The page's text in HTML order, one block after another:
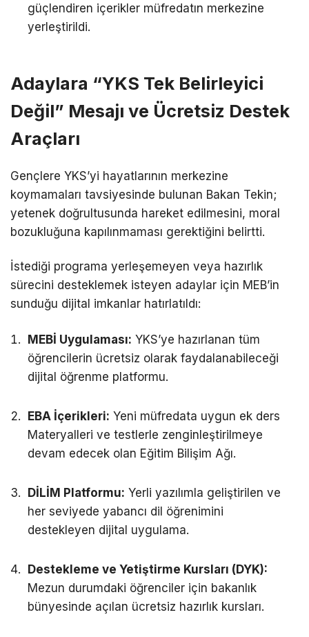
güçlendiren içerikler müfredatın merkezine
yerleştirildi.
Adaylara “YKS Tek Belirleyici
Değil” Mesajı ve Ücretsiz Destek
Araçları
Gençlere YKS’yi hayatlarının merkezine
koymamaları tavsiyesinde bulunan Bakan Tekin;
yetenek doğrultusunda hareket edilmesini, moral
bozukluğuna kapılınmaması gerektiğini belirtti.
İstediği programa yerleşemeyen veya hazırlık
sürecini desteklemek isteyen adaylar için MEB’in
sunduğu dijital imkanlar hatırlatıldı:
MEBİ Uygulaması: YKS’ye hazırlanan tüm
öğrencilerin ücretsiz olarak faydalanabileceği
dijital öğrenme platformu.
EBA İçerikleri: Yeni müfredata uygun ek ders
Materyalleri ve testlerle zenginleştirilmeye
devam edecek olan Eğitim Bilişim Ağı.
DİLİM Platformu: Yerli yazılımla geliştirilen ve
her seviyede yabancı dil öğrenimini
destekleyen dijital uygulama.
Destekleme ve Yetiştirme Kursları (DYK):
Mezun durumdaki öğrenciler için bakanlık
bünyesinde açılan ücretsiz hazırlık kursları.